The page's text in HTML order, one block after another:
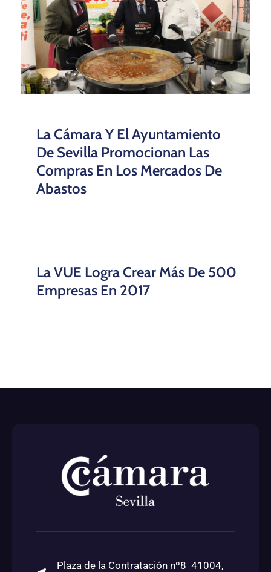
La Cámara Y El Ayuntamiento
De Sevilla Promocionan Las
Compras En Los Mercados De
Abastos
La VUE Logra Crear Más De 500
Empresas En 2017
Plaza de la Contratación nº8 41004,